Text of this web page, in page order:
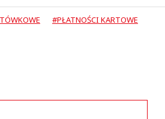
#PŁATNOŚCI KARTOWE